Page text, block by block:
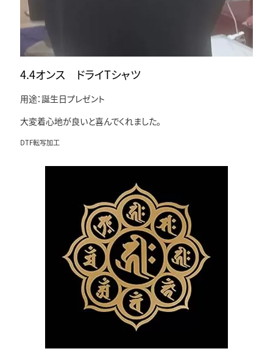
4.4オンス ドライTシャツ
用途：誕生日プレゼント
大変着心地が良いと喜んでくれました。
DTF転写加工